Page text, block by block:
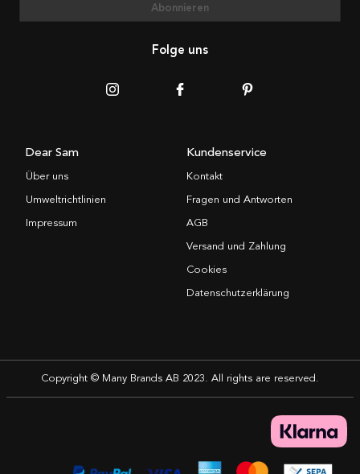
Abonnieren
Folge uns
Dear Sam
Über uns
Umweltrichtlinien
Impressum
Kundenservice
Kontakt
Fragen und Antworten
AGB
Versand und Zahlung
Cookies
Datenschutzerklärung
Copyright © Many Brands AB 2023. All rights are reserved.